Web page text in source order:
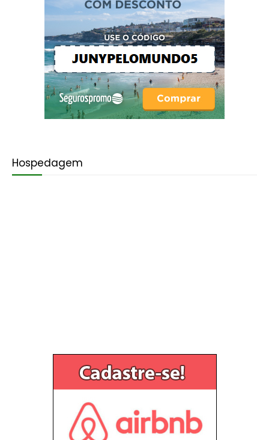
Hospedagem